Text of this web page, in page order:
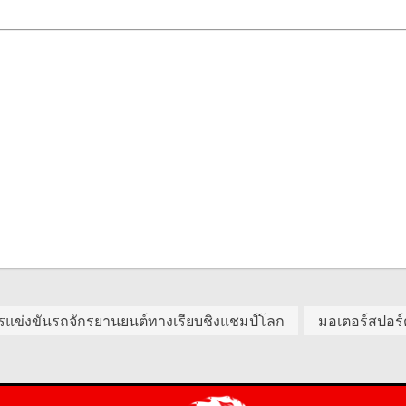
แข่งขันรถจักรยานยนต์ทางเรียบชิงแชมป์โลก มอเตอร์สปอ